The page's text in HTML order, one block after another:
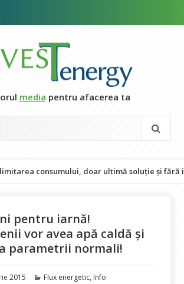
media pentru afacerea ta
consumului, doar ultimă soluție și fără impact
pentru iarnă!
vor avea apă caldă și
parametrii normali!
2015 Categorii
Flux energetic, Info